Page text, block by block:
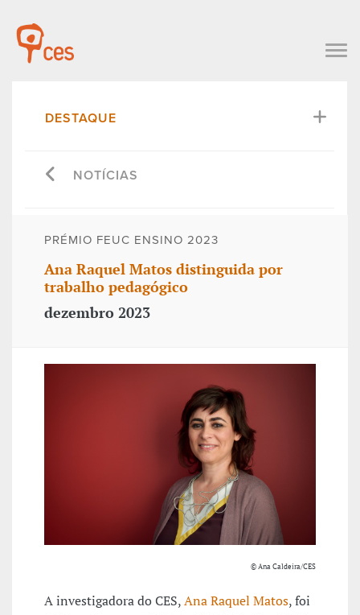
DESTAQUE
NOTÍCIAS
PRÉMIO FEUC ENSINO 2023
Ana Raquel Matos distinguida por
trabalho pedagógico
dezembro 2023
© Ana Caldeira/CES
A investigadora do CES,Ana Raquel Matos, foi